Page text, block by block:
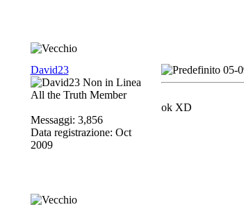
David23
All the Truth Member
Messaggi: 3,856
Data registrazione: Oct
2009
05-
ok XD